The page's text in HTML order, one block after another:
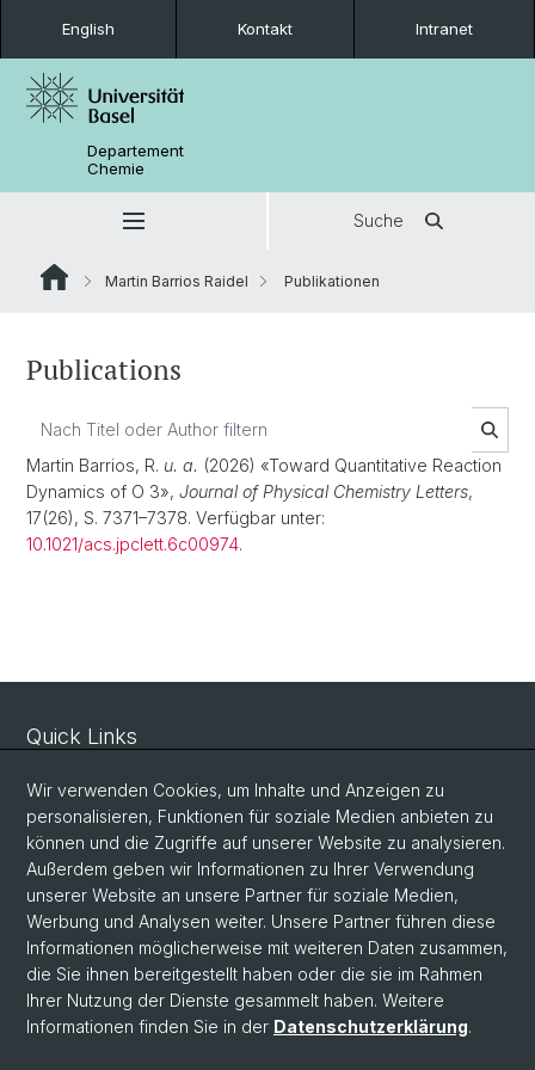
English Kontakt Intranet
Departement
Chemie
Suche
Martin Barrios Raidel Publikationen
Publications
Martin Barrios, R. u. a. (2026) «Toward Quantitative Reaction
Dynamics of O 3», Journal of Physical Chemistry Letters,
17(26), S. 7371–7378. Verfügbar unter:
10.1021/acs.jpclett.6c00974.
Quick Links
Vorlesungsverzeichnis
Raumtool Universität Basel
Social Media
Instagram
Wir verwenden Cookies, um Inhalte und Anzeigen zu
personalisieren, Funktionen für soziale Medien anbieten zu
können und die Zugriffe auf unserer Website zu analysieren.
Außerdem geben wir Informationen zu Ihrer Verwendung
unserer Website an unsere Partner für soziale Medien,
Werbung und Analysen weiter. Unsere Partner führen diese
Informationen möglicherweise mit weiteren Daten zusammen,
die Sie ihnen bereitgestellt haben oder die sie im Rahmen
Ihrer Nutzung der Dienste gesammelt haben. Weitere
Informationen finden Sie in der Datenschutzerklärung.